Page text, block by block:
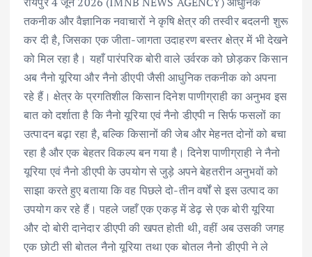
o
k
p
p
n
तकनीक और वैज्ञानिक नवाचारों ने कृषि क्षेत्र की तस्वीर बदलनी शुरू
कर दी है, जिसका एक जीता-जागता उदाहरण बस्तर क्षेत्र में भी देखने
को मिल रहा है। यहाँ पारंपरिक बोरी वाले उर्वरक को छोड़कर किसान
अब नैनो यूरिया और नैनो डीएपी जैसी आधुनिक तकनीक को अपना
रहे हैं। क्षेत्र के प्रगतिशील किसान दिनेश पाणीग्राही का अनुभव इस
बात को दर्शाता है कि नैनो यूरिया एवं नैनो डीएपी न सिर्फ फसलों का
उत्पादन बढ़ा रहा है, बल्कि किसानों की जेब और मेहनत दोनों को बचा
रहा है और एक बेहतर विकल्प बन गया है। दिनेश पाणीग्राही ने नैनो
यूरिया एवं नैनो डीएपी के उपयोग से जुड़े अपने बेहतरीन अनुभवों को
साझा करते हुए बताया कि वह पिछले दो-तीन वर्षों से इस उत्पाद का
उपयोग कर रहे हैं। पहले जहाँ एक एकड़ में डेढ़ से एक बोरी यूरिया
और दो बोरी दानेदार डीएपी की खपत होती थी, वहीं अब उसकी जगह
एक छोटी सी बोतल नैनो यूरिया तथा एक बोतल नैनो डीएपी ने ले